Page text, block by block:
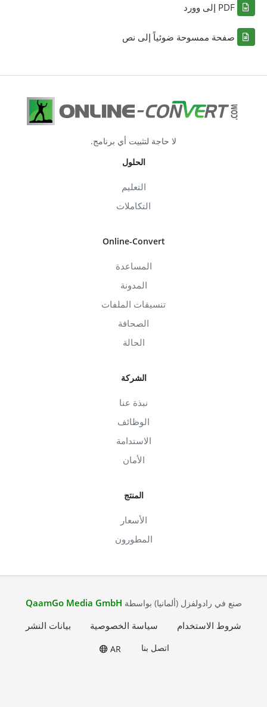
PDF إلى وورد
صفحة ممسوحة ضوئياً إلى نص
لا حاجة لتثبيت أي برنامج.
الحلول
التعليم
التكاملات
Online-Convert
المساعدة
المدونة
تنسيقات الملفات
الصحافة
الحالة
الشركة
نبذة عنا
الوظائف
الاستدامة
الأمان
المنتج
الأسعار
المطورون
صنع في رادولفزل (ألمانيا) بواسطة QaamGo Media GmbH
شروط الاستخدام
سياسة الخصوصية بيانات النشر
اتصل بنا AR